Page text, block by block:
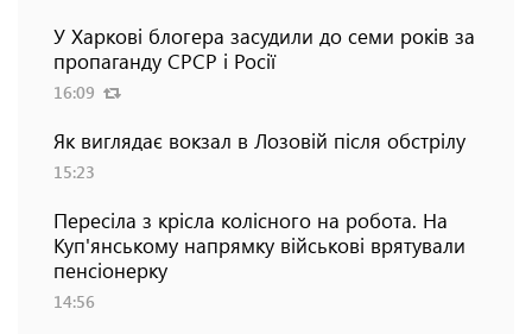
У Харкові блогера засудили до семи років за
пропаганду СРСР і Росії
16:09
Як виглядає вокзал в Лозовій після обстрілу
15:23
Пересіла з крісла колісного на робота. На
Куп'янському напрямку військові врятували
пенсіонерку
14:56